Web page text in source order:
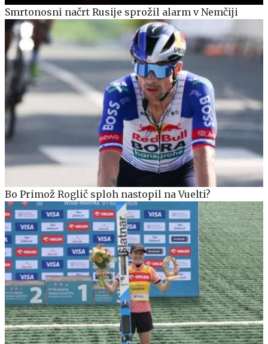
Smrtonosni načrt Rusije sprožil alarm v Nemčiji
Bo Primož Roglič sploh nastopil na Vuelti?